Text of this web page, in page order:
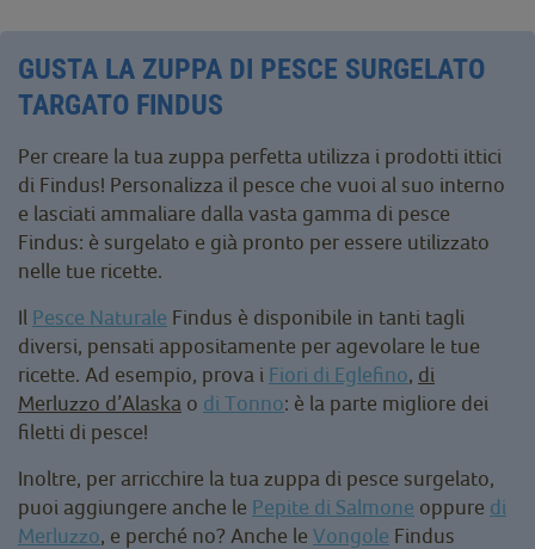
GUSTA LA ZUPPA DI PESCE SURGELATO
TARGATO FINDUS
Per creare la tua zuppa perfetta utilizza i prodotti ittici
di Findus! Personalizza il pesce che vuoi al suo interno
e lasciati ammaliare dalla vasta gamma di pesce
Findus: è surgelato e già pronto per essere utilizzato
nelle tue ricette.
Il Pesce Naturale Findus è disponibile in tanti tagli
diversi, pensati appositamente per agevolare le tue
ricette. Ad esempio, prova i Fiori di Eglefino, di
Merluzzo d’Alaska o di Tonno: è la parte migliore dei
filetti di pesce!
Inoltre, per arricchire la tua zuppa di pesce surgelato,
puoi aggiungere anche le Pepite di Salmone oppure di
Merluzzo, e perché no? Anche le Vongole Findus